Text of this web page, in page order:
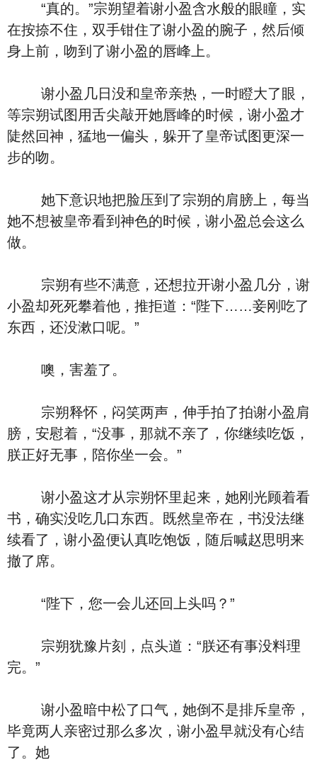
“真的。”宗朔望着谢小盈含水般的眼瞳，实
在按捺不住，双手钳住了谢小盈的腕子，然后倾
身上前，吻到了谢小盈的唇峰上。
谢小盈几日没和皇帝亲热，一时瞪大了眼，
等宗朔试图用舌尖敲开她唇峰的时候，谢小盈才
陡然回神，猛地一偏头，躲开了皇帝试图更深一
步的吻。
她下意识地把脸压到了宗朔的肩膀上，每当
她不想被皇帝看到神色的时候，谢小盈总会这么
做。
宗朔有些不满意，还想拉开谢小盈几分，谢
小盈却死死攀着他，推拒道：“陛下……妾刚吃了
东西，还没漱口呢。”
噢，害羞了。
宗朔释怀，闷笑两声，伸手拍了拍谢小盈肩
膀，安慰着，“没事，那就不亲了，你继续吃饭，
朕正好无事，陪你坐一会。”
谢小盈这才从宗朔怀里起来，她刚光顾着看
书，确实没吃几口东西。既然皇帝在，书没法继
续看了，谢小盈便认真吃饱饭，随后喊赵思明来
撤了席。
“陛下，您一会儿还回上头吗？”
宗朔犹豫片刻，点头道：“朕还有事没料理
完。”
谢小盈暗中松了口气，她倒不是排斥皇帝，
毕竟两人亲密过那么多次，谢小盈早就没有心结
了。她